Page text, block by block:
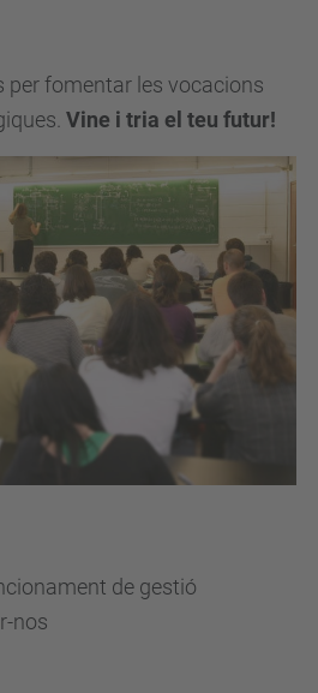
fomentar les vocacions
Vine i tria el teu futur!
de gestió
nos